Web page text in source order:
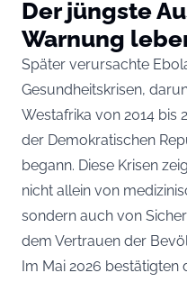
Der jüngste
Warnung
Später verursachte
Gesundheitskrisen,
Westafrika von 2014 bis
der Demokratischen
begann. Diese Krisen
nicht allein von
sondern auch von
dem Vertrauen der
Im Mai 2026 bestätigten